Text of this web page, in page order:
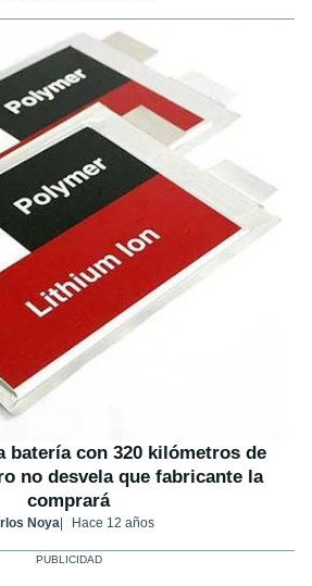
batería con 320 kilómetros de
no desvela que fabricante la
comprará
Noya Hace 12 años